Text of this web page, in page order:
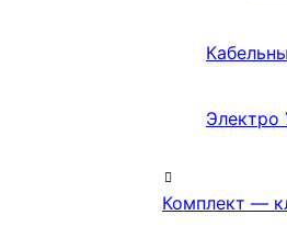
Электро
Комплект —